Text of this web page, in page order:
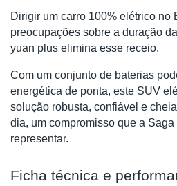
Dirigir um carro 100% elétrico no
preocupações sobre a duração
yuan plus elimina esse receio.
Com um conjunto de baterias
energética de ponta, este SUV
solução robusta, confiável e
dia, um compromisso que a
representar.
Ficha técnica e